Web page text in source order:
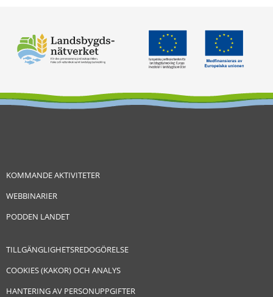
KOMMANDE AKTIVITETER
WEBBINARIER
PODDEN LANDET
TILLGÄNGLIGHETSREDOGÖRELSE
COOKIES (KAKOR) OCH ANALYS
HANTERING AV PERSONUPPGIFTER